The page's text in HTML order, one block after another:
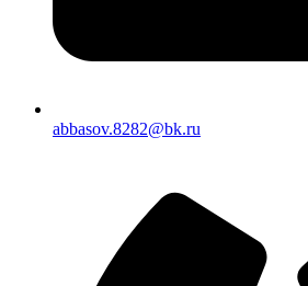
abbasov.8282@bk.ru